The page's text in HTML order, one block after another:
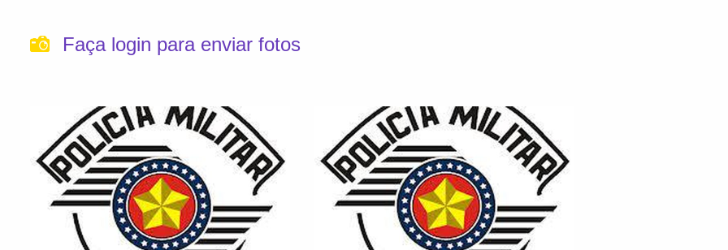
Faça login para enviar fotos